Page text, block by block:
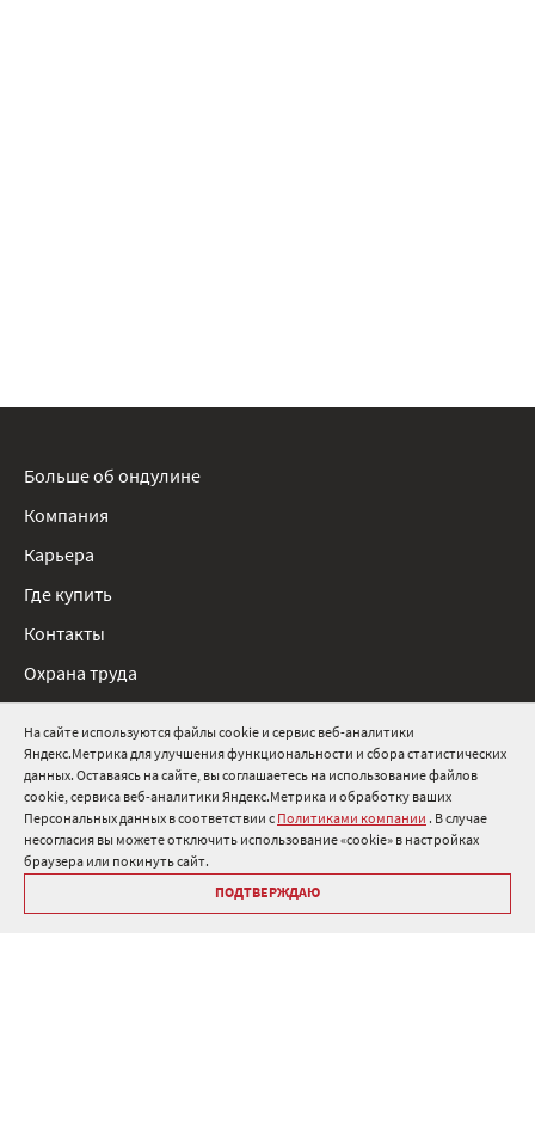
На сайте используются файлы cookie и сервис веб-аналитики
Яндекс.Метрика для улучшения функциональности и сбора статистических
данных. Оставаясь на сайте, вы соглашаетесь на использование файлов
cookie, сервиса веб-аналитики Яндекс.Метрика и обработку ваших
Персональных данных в соответствии с Политиками компании . В случае
несогласия вы можете отключить использование «cookie» в настройках
браузера или покинуть сайт.
ПОДТВЕРЖДАЮ
8 800 511 91 82
info@onduline.ru
Россия Беларусь Казахстан
Больше об ондулине
Компания
Карьера
Где купить
Контакты
Охрана труда